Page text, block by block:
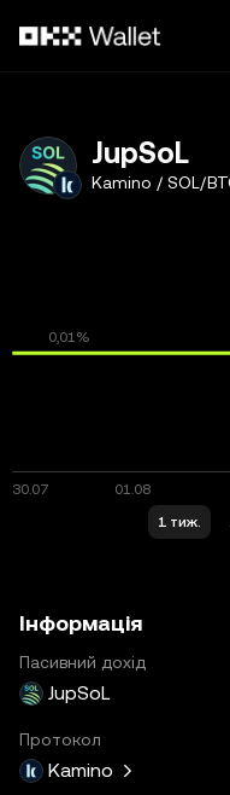
JupSoL
Kamino / SOL/
1 тиж.
Інформація
Пасивний дохід
JupSoL
Протокол
Kamino